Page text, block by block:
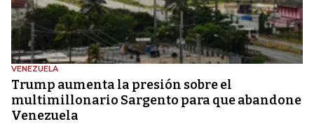
VENEZUELA
Trump aumenta la presión sobre el
multimillonario Sargento para que abandone
Venezuela